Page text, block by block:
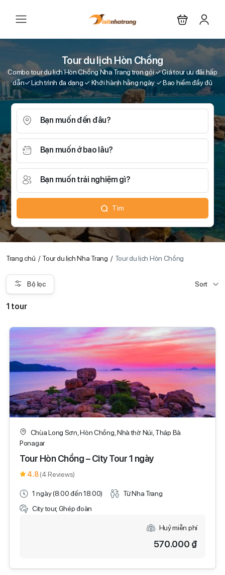
Tour du lịch Hòn Chồng
Combo tour du lịch Hòn Chồng Nha Trang trọn gói ✓ Giá tour ưu đãi hấp
dẫn✓ Lịch trình đa dạng ✓ Khởi hành hằng ngày ✓ Bao hiểm đầy đủ
Bạn muốn đến đâu?
Bạn muốn ở bao lâu?
Bạn muốn trải nghiệm gì?
Tìm
Trang chủ Tour du lịch Nha Trang Tour du lịch Hòn Chồng
Bộ lọc Sort
1 tour
Chùa Long Sơn, Hòn Chồng, Nhà thờ Núi, Tháp Bà
Ponagar
Tour Hòn Chồng – City Tour 1 ngày
4.8(4 Reviews)
1 ngày (8:00 đến 18:00)
Từ Nha Trang
City tour, Ghép đoàn
Huỷ miễn phí
570.000 ₫